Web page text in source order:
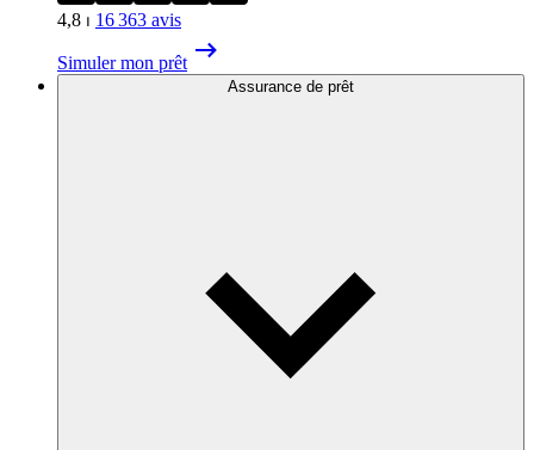
4,8 ⏐ 16 363 avis
Simuler mon prêt
Assurance de prêt